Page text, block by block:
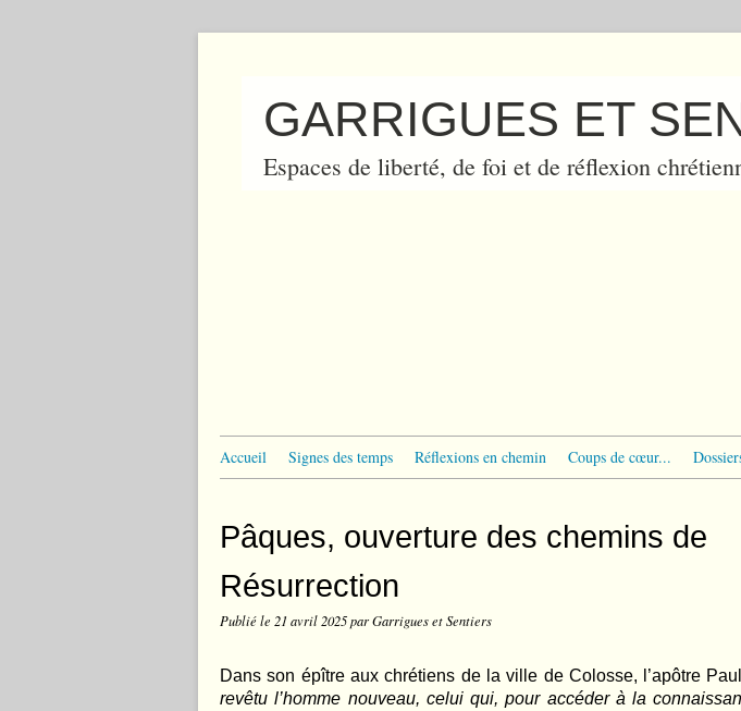
GARRIGUES ET
Espaces de liberté, de foi et de réflexion
Accueil Signes des temps Réflexions en chemin Coups de cœur...
Pâques, ouverture des chemins de
Résurrection
Publié le 21 avril 2025par Garrigues et Sentiers
Dans son épître aux chrétiens de la ville de Colosse, l’apôtre
revêtu l’homme nouveau, celui qui, pour accéder à la